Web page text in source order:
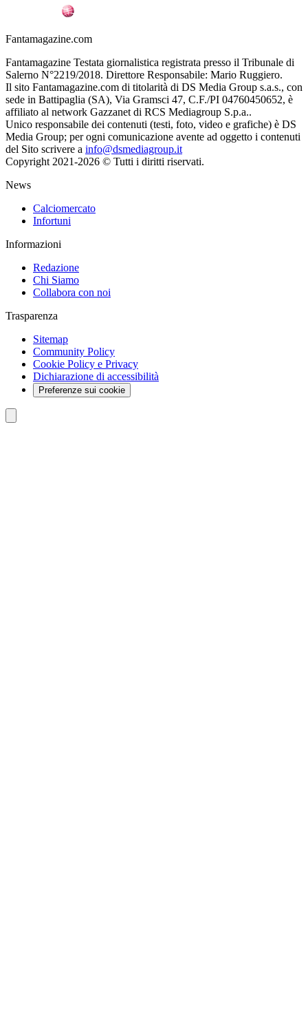
Fantamagazine.com
Fantamagazine Testata giornalistica registrata presso il Tribunale di
Salerno N°2219/2018. Direttore Responsabile: Mario Ruggiero.
Il sito Fantamagazine.com di titolarità di DS Media Group s.a.s., con
sede in Battipaglia (SA), Via Gramsci 47, C.F./PI 04760450652, è
affiliato al network Gazzanet di RCS Mediagroup S.p.a..
Unico responsabile dei contenuti (testi, foto, video e grafiche) è DS
Media Group; per ogni comunicazione avente ad oggetto i contenuti
del Sito scrivere a info@dsmediagroup.it
Copyright 2021-2026 © Tutti i diritti riservati.
News
Calciomercato
Infortuni
Informazioni
Redazione
Chi Siamo
Collabora con noi
Trasparenza
Sitemap
Community Policy
Cookie Policy e Privacy
Dichiarazione di accessibilità
Preferenze sui cookie